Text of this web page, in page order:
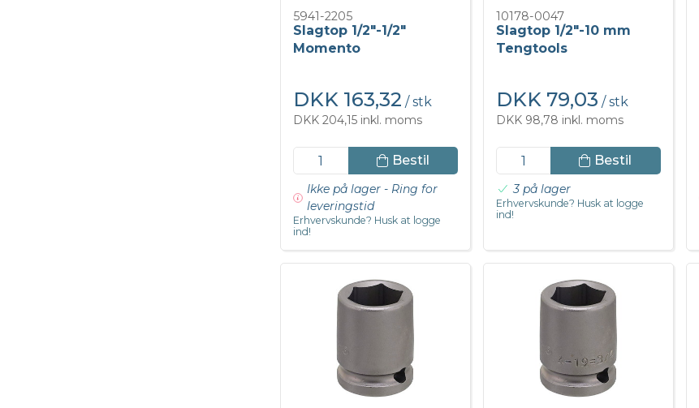
5941-2205
Slagtop 1/2"-1/2"
Momento
DKK 163,32 / stk
DKK 204,15 inkl. moms
Bestil
Ikke på lager - Ring for
leveringstid
Erhvervskunde? Husk at logge
ind!
10178-0047
Slagtop 1/2"-10 mm
Tengtools
DKK 79,03 / stk
DKK 98,78 inkl. moms
Bestil
3 på lager
Erhvervskunde? Husk at logge
ind!